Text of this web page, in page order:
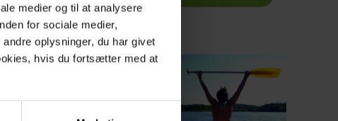
medier og til at analysere
for sociale medier,
oplysninger, du har givet
hvis du fortsætter med at